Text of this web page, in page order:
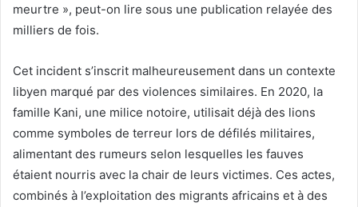
meurtre », peut-on lire sous une publication relayée des
milliers de fois.
Cet incident s’inscrit malheureusement dans un contexte
libyen marqué par des violences similaires. En 2020, la
famille Kani, une milice notoire, utilisait déjà des lions
comme symboles de terreur lors de défilés militaires,
alimentant des rumeurs selon lesquelles les fauves
étaient nourris avec la chair de leurs victimes. Ces actes,
combinés à l’exploitation des migrants africains et à des